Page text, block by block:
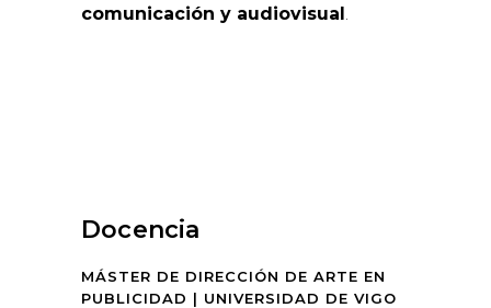
comunicación y audiovisual
Docencia
MÁSTER DE DIRECCIÓN DE ARTE EN
PUBLICIDAD | UNIVERSIDAD DE VIGO